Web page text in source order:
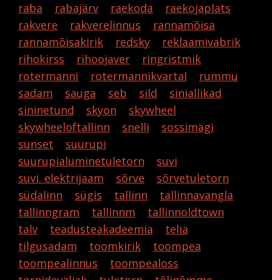
raba
rabajärv raekoda
raekojaplats
rakvere
rakverelinnus
rannamõisa
rannamõisakirik
redsky
reklaamivabrik
rihokirss
rihoojaver
ringristmik
rotermanni
rotermannikvartal
rummu
sadam
sauga seb sild
siniallikad
sininetund
skyon
skywheel
skywheeloftallinn
snelli
sossimägi
sunset
suurupi
suurupialuminetuletorn
suvi
suvi. elektrijaam
sõrve
sõrvetuletorn
südalinn
sügis tallinn
tallinnavangla
tallinngram
tallinnm
tallinnoldtown
talv
teadusteakadeemia
telia
tilgusadam
toomkirik
toompea
toompealinnus
toompealoss